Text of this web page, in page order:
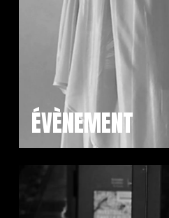
ÉVÈNEMENT